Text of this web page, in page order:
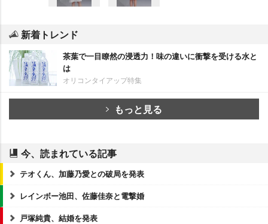
新着トレンド
茶葉で一目瞭然の浸透力！味の違いに衝撃を受ける水と
は
オリコンタイアップ特集
もっと見る
今、読まれている記事
テオくん、加藤乃愛との破局を発表
レインボー池田、佐藤佳奈と電撃婚
戸塚純貴、結婚を発表